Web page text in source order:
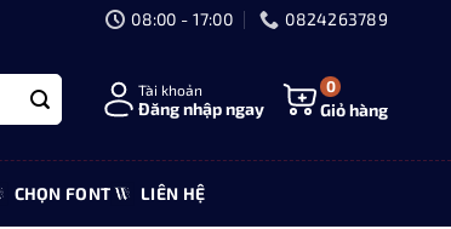
08:00 - 17:00 0824263789
Tài khoản
Đăng nhập ngay
0
Giỏ hàng
CHỌN FONT LIÊN HỆ